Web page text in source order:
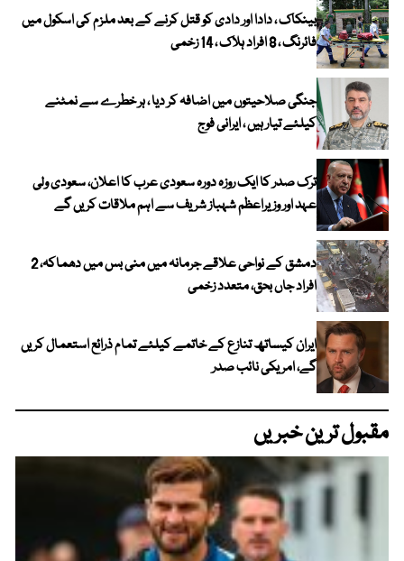
بینکاک ، دادا اور دادی کو قتل کرنے کے بعد ملزم کی اسکول میں
فائرنگ ، 8 افراد ہلاک ، 14 زخمی
جنگی صلاحیتوں میں اضافہ کر دیا ، ہر خطرے سے نمٹنے
کیلئے تیار ہیں ، ایرانی فوج
ترک صدر کا ایک روزہ دورہ سعودی عرب کا اعلان، سعودی ولی
عہد اور وزیراعظم شہباز شریف سے اہم ملاقات کریں گے
دمشق کے نواحی علاقے جرمانہ میں منی بس میں دھماکہ، 2
افراد جاں بحق، متعدد زخمی
ایران کیساتھ تنازع کے خاتمے کیلئے تمام ذرائع استعمال کریں
گے، امریکی نائب صدر
مقبول ترین خبریں